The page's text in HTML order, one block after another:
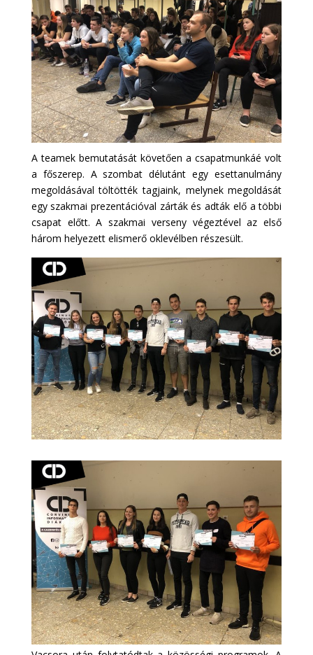
A teamek bemutatását követően a csapatmunkáé volt
a főszerep. A szombat délutánt egy esettanulmány
megoldásával töltötték tagjaink, melynek megoldását
egy szakmai prezentációval zárták és adták elő a többi
csapat előtt. A szakmai verseny végeztével az első
három helyezett elismerő oklevélben részesült.